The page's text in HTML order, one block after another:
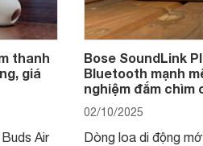
thanh
giá
Air
Bose SoundLink
Bluetooth mạnh
nghiệm đắm chìm
02/10/2025
Dòng loa di động